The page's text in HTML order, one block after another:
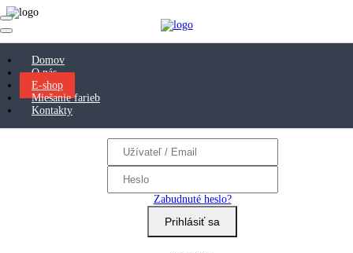
Zabudnuté heslo?
Prihlásiť sa
Domov
O nás
E-shop
Miešanie farieb
Kontakty